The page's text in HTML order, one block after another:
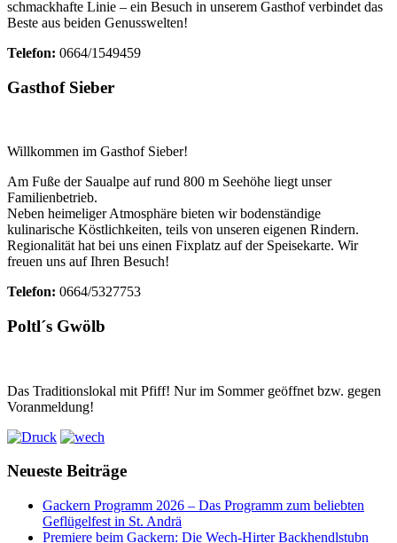
schmackhafte Linie – ein Besuch in unserem Gasthof verbindet das
Beste aus beiden Genusswelten!
Telefon: 0664/1549459
Gasthof Sieber
Willkommen im Gasthof Sieber!
Am Fuße der Saualpe auf rund 800 m Seehöhe liegt unser
Familienbetrieb.
Neben heimeliger Atmosphäre bieten wir bodenständige
kulinarische Köstlichkeiten, teils von unseren eigenen Rindern.
Regionalität hat bei uns einen Fixplatz auf der Speisekarte. Wir
freuen uns auf Ihren Besuch!
Telefon: 0664/5327753
Poltl´s Gwölb
Das Traditionslokal mit Pfiff! Nur im Sommer geöffnet bzw. gegen
Voranmeldung!
Neueste Beiträge
Gackern Programm 2026 – Das Programm zum beliebten
Geflügelfest in St. Andrä
Premiere beim Gackern: Die Wech-Hirter Backhendlstubn